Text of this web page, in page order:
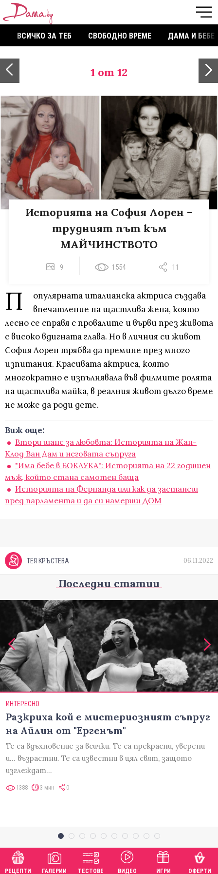
ВСИЧКО ЗА ТЕБ СВОБОДНО ВРЕМЕ ДАМА И БЕБЕ
1 от 12
Историята на София Лорен –
трудният път към
МАЙЧИНСТВОТО
9 1554 11
П
опулярната италианска актриса създава
впечатление на щастлива жена, която
лесно се справя с провалите и върви през живота
с високо вдигната глава. Но в личния си живот
София Лорен трябва да премине през много
изпитания. Красивата актриса, която
многократно е изпълнявала във филмите ролята
на щастлива майка, в реалния живот дълго време
не може да роди дете.
Виж още:
Втори шанс за любовта: Историята на Жан-
Клод Ван Дам и неговата съпруга
"Има бебе в БОКЛУКА": Историята на 22 годишен
мъж, който стана самотен баща
Историята на Фернанда или как да застанеш
пред парламента и да си намериш ДОМ
ТЕЯ КРЪСТЕВА 06.11.2022
Последни статии
ИНТЕРЕСНО
Разкриха кой е мистериозният съпруг
на Айлин от "Ергенът"
Те са вдъхновение за всички. Те са прекрасни, уверени
и... възрастни. Те са известни в цял свят, защото
изглеждат…
1388 3 мин 0
РЕЦЕПТИ ГАЛЕРИИ ТЕСТОВЕ ВИДЕО ИГРИ ОФЕРТИ